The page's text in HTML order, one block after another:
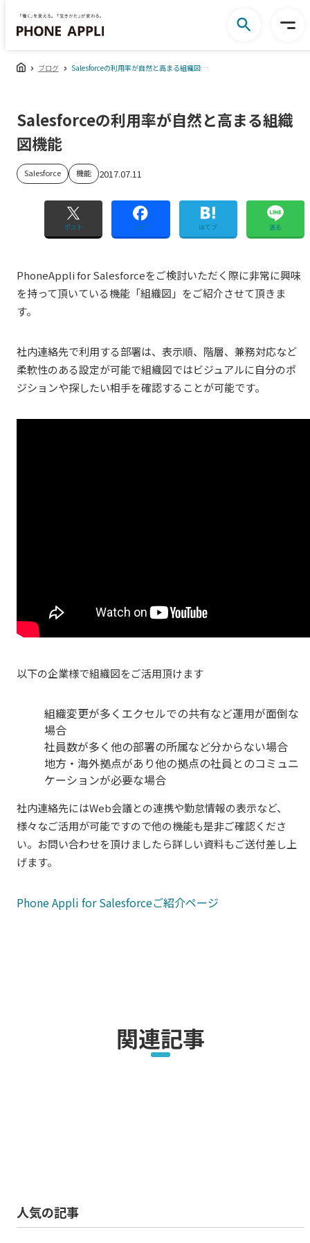
ブログ Salesforceの利用率が自然と高まる組織図機能
Salesforceの利用率が自然と高まる組織
図機能
Salesforce 機能 2017.07.11
ポスト シェア はてブ 送る
PhoneAppli for Salesforceをご検討いただく際に非常に興味
を持って頂いている機能「組織図」をご紹介させて頂きま
す。
社内連絡先で利用する部署は、表示順、階層、兼務対応など
柔軟性のある設定が可能で組織図ではビジュアルに自分のポ
ジションや探したい相手を確認することが可能です。
以下の企業様で組織図をご活用頂けます
組織変更が多くエクセルでの共有など運用が面倒な
場合
社員数が多く他の部署の所属など分からない場合
地方・海外拠点があり他の拠点の社員とのコミュニ
ケーションが必要な場合
社内連絡先にはWeb会議との連携や勤怠情報の表示など、
様々なご活用が可能ですので他の機能も是非ご確認くださ
い。お問い合わせを頂けましたら詳しい資料もご送付差し上
げます。
Phone Appli for Salesforceご紹介ページ
関連記事
人気の記事